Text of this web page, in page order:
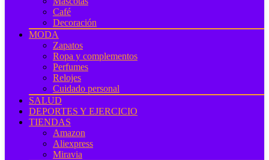
Café
Decoración
MODA
Zapatos
Ropa y complementos
Perfumes
Relojes
Cuidado personal
SALUD
DEPORTES Y EJERCICIO
TIENDAS
Amazon
Aliexpress
Miravia